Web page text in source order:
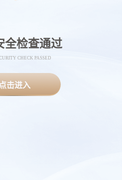
全检查通过
CHECK PASSED
击进入